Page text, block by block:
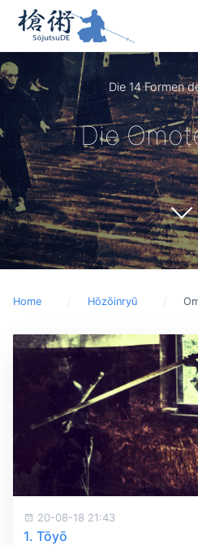
Die 14 Formen
Die
Home Hōzōinryū
20-08-18 21:43
1. Tōyō